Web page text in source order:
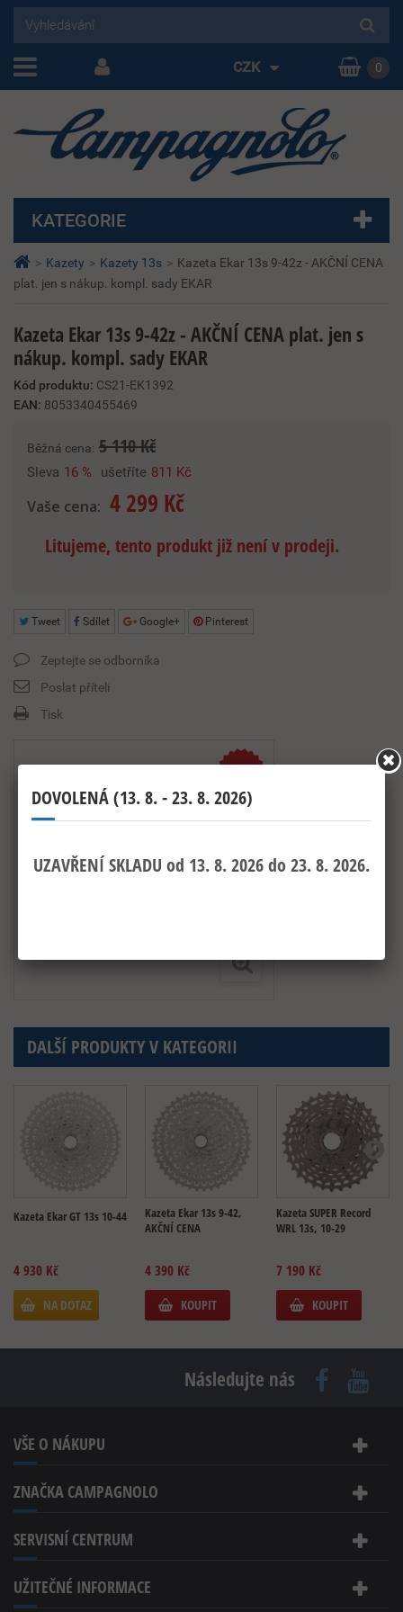
> Kazety > Kazety 13s > Kazeta Ekar 13s 9-42z - AKČNÍ CENA
plat. jen s nákup. kompl. sady EKAR
Kazeta Ekar 13s 9-42z - AKČNÍ CENA plat. jen s
nákup. kompl. sady EKAR
Kód produktu: CS21-EK1392
EAN: 8053340455469
Běžná cena: 5 110 Kč
Sleva 16 % ušetříte 811 Kč
Vaše cena: 4 299 Kč
Litujeme, tento produkt již není v prodeji.
Tweet Sdílet Google+ Pinterest
Zeptejte se odborníka
Poslat příteli
Tisk
-16%
DALŠÍ PRODUKTY V KATEGORII
Kazeta Ekar GT 13s 10-44
4 930 Kč
NA DOTAZ
Kazeta Ekar 13s 9-42,
AKČNÍ CENA
4 390 Kč
KOUPIT
Kazeta SUPER Record
WRL 13s, 10-29
7 190 Kč
KOUPIT
KATEGORIE
CZK 0
Následujte nás
VŠE O NÁKUPU
ZNAČKA CAMPAGNOLO
SERVISNÍ CENTRUM
UŽITEČNÉ INFORMACE